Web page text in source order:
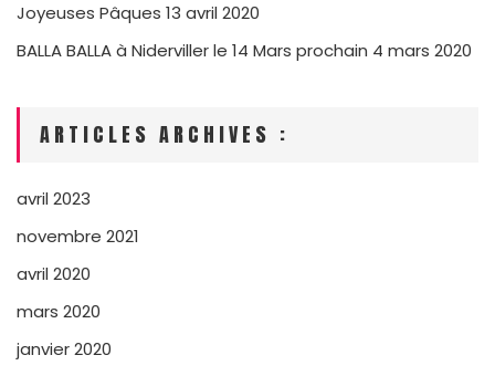
Joyeuses Pâques 13 avril 2020
BALLA BALLA à Niderviller le 14 Mars prochain 4 mars 2020
ARTICLES ARCHIVES :
avril 2023
novembre 2021
avril 2020
mars 2020
janvier 2020